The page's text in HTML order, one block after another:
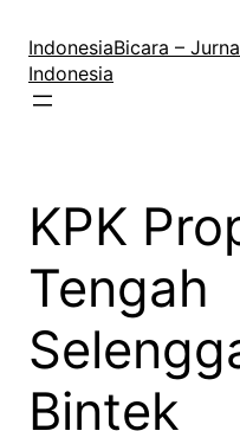
konten
IndonesiaBicara –
Indonesia
KPK
Tengah
Bintek